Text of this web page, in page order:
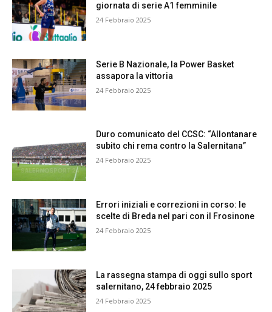
giornata di serie A1 femminile
24 Febbraio 2025
Serie B Nazionale, la Power Basket
assapora la vittoria
24 Febbraio 2025
Duro comunicato del CCSC: “Allontanare
subito chi rema contro la Salernitana”
24 Febbraio 2025
Errori iniziali e correzioni in corso: le
scelte di Breda nel pari con il Frosinone
24 Febbraio 2025
La rassegna stampa di oggi sullo sport
salernitano, 24 febbraio 2025
24 Febbraio 2025